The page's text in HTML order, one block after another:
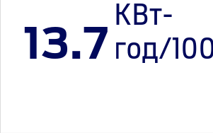
13.7
КВт-
год/